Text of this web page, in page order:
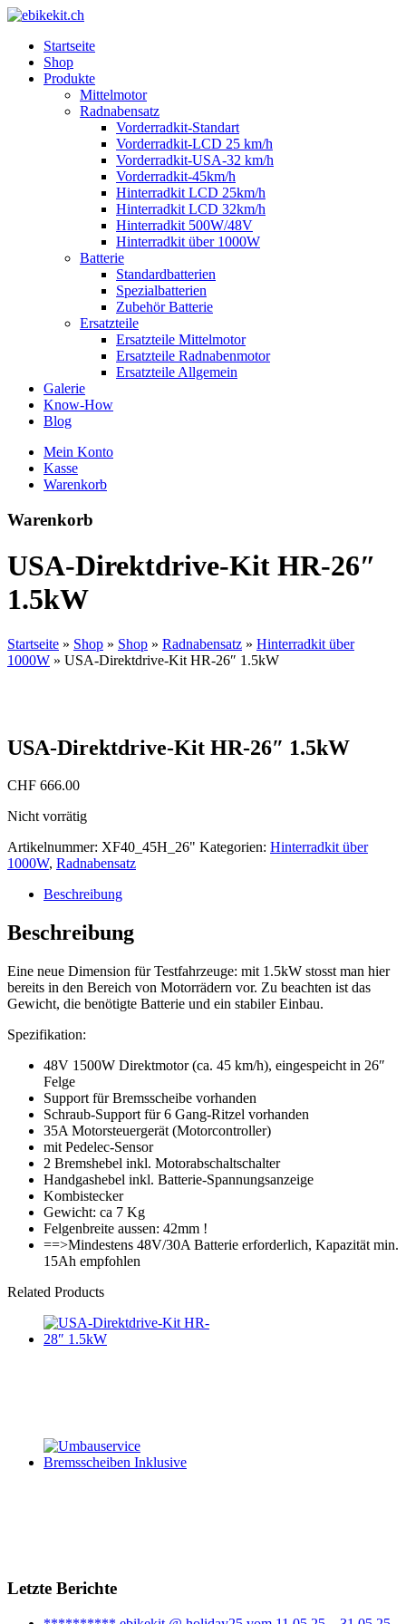
Startseite
Shop
Produkte
Mittelmotor
Radnabensatz
Vorderradkit-Standart
Vorderradkit-LCD 25 km/h
Vorderradkit-USA-32 km/h
Vorderradkit-45km/h
Hinterradkit LCD 25km/h
Hinterradkit LCD 32km/h
Hinterradkit 500W/48V
Hinterradkit über 1000W
Batterie
Standardbatterien
Spezialbatterien
Zubehör Batterie
Ersatzteile
Ersatzteile Mittelmotor
Ersatzteile Radnabenmotor
Ersatzteile Allgemein
Galerie
Know-How
Blog
Mein Konto
Kasse
Warenkorb
Warenkorb
USA-Direktdrive-Kit HR-26″
1.5kW
Startseite » Shop » Shop » Radnabensatz » Hinterradkit über
1000W » USA-Direktdrive-Kit HR-26″ 1.5kW
USA-Direktdrive-Kit HR-26″ 1.5kW
CHF 666.00
Nicht vorrätig
Artikelnummer: XF40_45H_26" Kategorien: Hinterradkit über
1000W, Radnabensatz
Beschreibung
Beschreibung
Eine neue Dimension für Testfahrzeuge: mit 1.5kW stosst man hier
bereits in den Bereich von Motorrädern vor. Zu beachten ist das
Gewicht, die benötigte Batterie und ein stabiler Einbau.
Spezifikation:
48V 1500W Direktmotor (ca. 45 km/h), eingespeicht in 26″
Felge
Support für Bremsscheibe vorhanden
Schraub-Support für 6 Gang-Ritzel vorhanden
35A Motorsteuergerät (Motorcontroller)
mit Pedelec-Sensor
2 Bremshebel inkl. Motorabschaltschalter
Handgashebel inkl. Batterie-Spannungsanzeige
Kombistecker
Gewicht: ca 7 Kg
Felgenbreite aussen: 42mm !
==>Mindestens 48V/30A Batterie erforderlich, Kapazität min.
15Ah empfohlen
Related Products
Letzte Berichte